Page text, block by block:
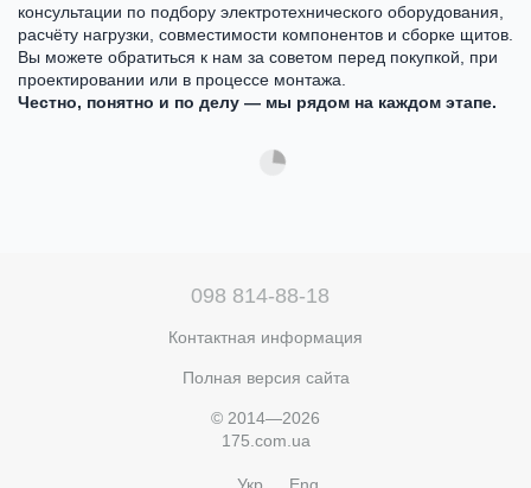
консультации по подбору электротехнического оборудования,
расчёту нагрузки, совместимости компонентов и сборке щитов.
Вы можете обратиться к нам за советом перед покупкой, при
проектировании или в процессе монтажа.
Честно, понятно и по делу — мы рядом на каждом этапе.
098 814-88-18
Контактная информация
Полная версия сайта
© 2014—2026
175.com.ua